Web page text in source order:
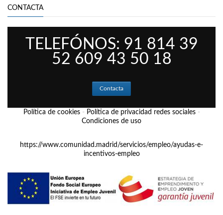
CONTACTA
TELEFÓNOS: 91 814 39
52 609 43 50 18
Contacta
Política de cookies- Política de privacidad redes sociales-
Condiciones de uso
https://www.comunidad.madrid/servicios/empleo/ayudas-e-
incentivos-empleo